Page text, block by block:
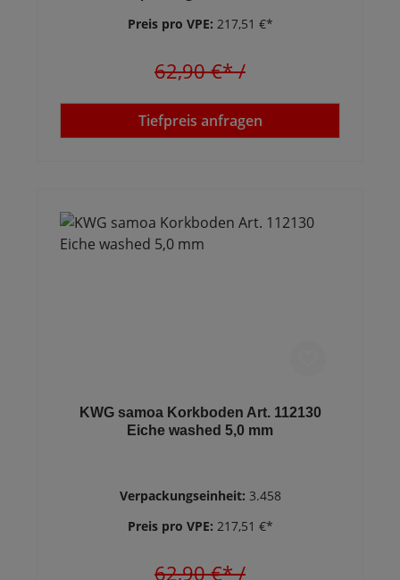
Preis pro VPE: 217,51 €*
62,90 €*/
Tiefpreis anfragen
KWG samoa Korkboden Art. 112130
Eiche washed 5,0 mm
Verpackungseinheit: 3.458
Preis pro VPE: 217,51 €*
62,90 €*/